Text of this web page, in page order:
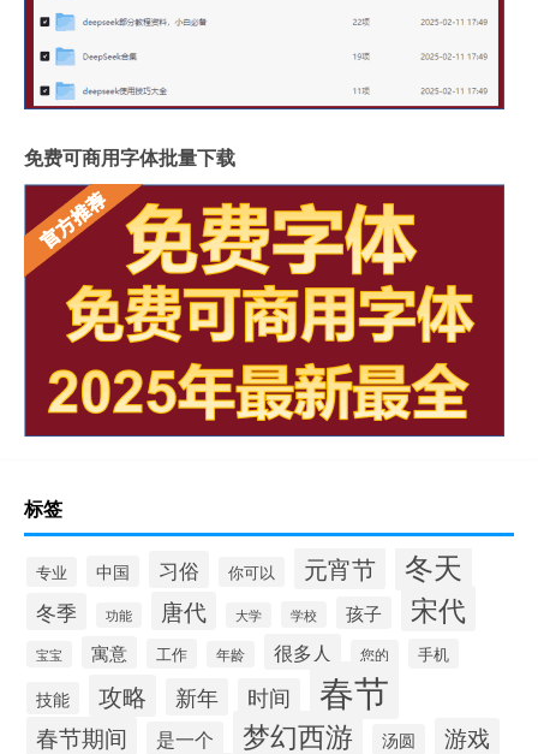
免费可商用字体批量下载
标签
专业 中国 习俗 你可以 元宵节 冬天
冬季 功能 唐代 大学 学校 孩子 宋代
宝宝 寓意 工作 年龄 很多人 您的 手机
技能 攻略 新年 时间 春节
春节期间 是一个 梦幻西游 汤圆 游戏